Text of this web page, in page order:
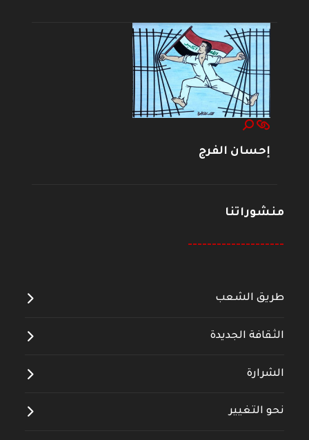
إحسان الفرج
منشوراتنا
--------------------
طريق الشعب
الثقافة الجديدة
الشرارة
نحو التغيير